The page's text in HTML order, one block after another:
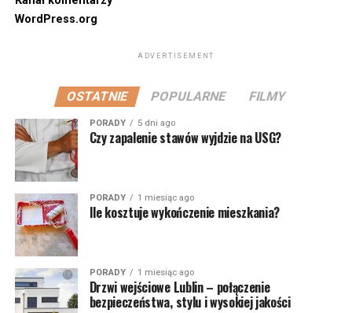
WordPress.org
ADVERTISEMENT
OSTATNIE POPULARNE FILMY
PORADY 5 dni ago
Czy zapalenie stawów wyjdzie na USG?
PORADY 1 miesiąc ago
Ile kosztuje wykończenie mieszkania?
PORADY 1 miesiąc ago
Drzwi wejściowe Lublin – połączenie
bezpieczeństwa, stylu i wysokiej jakości